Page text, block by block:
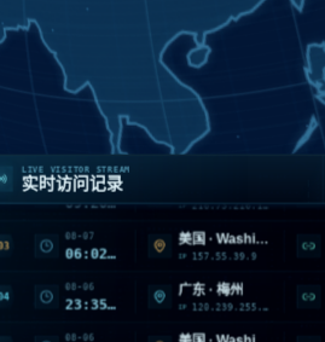
LIVE VISITOR STREAM
实时访问记录
08-07
18:39:06 157.55.39.195
09:20:36
美国 · WashingtonMoses Lake
08-06 广东 · 梅州
08-06 美国 · WashingtonMoses Lake